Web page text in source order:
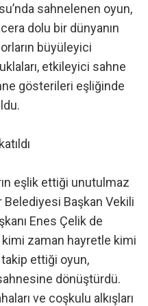
sahnelenen oyun,
dolu bir dünyanın
büyüleyici
etkileyici sahne
gösterileri eşliğinde
eşlik ettiği unutulmaz
Başkan Vekili
Enes Çelik de
kimi zaman hayretle kimi
ettiği oyun,
dönüştürdü.
ve coşkulu alkışları